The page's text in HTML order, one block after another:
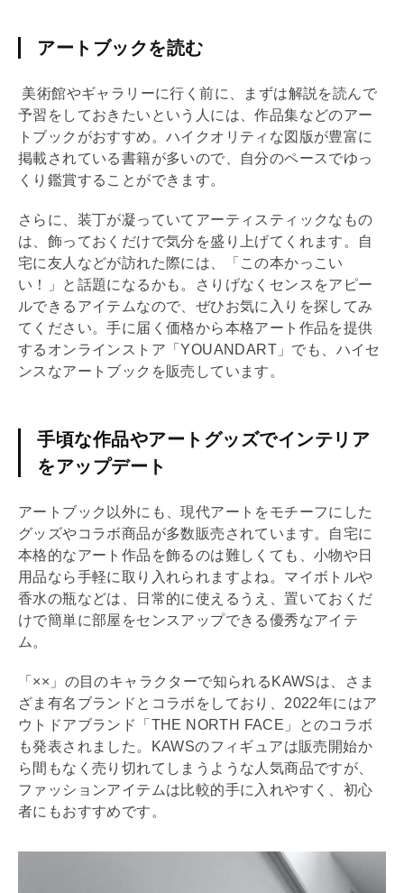
アートブックを読む
美術館やギャラリーに行く前に、まずは解説を読んで
予習をしておきたいという人には、作品集などのアー
トブックがおすすめ。ハイクオリティな図版が豊富に
掲載されている書籍が多いので、自分のペースでゆっ
くり鑑賞することができます。
さらに、装丁が凝っていてアーティスティックなもの
は、飾っておくだけで気分を盛り上げてくれます。自
宅に友人などが訪れた際には、「この本かっこい
い！」と話題になるかも。さりげなくセンスをアピー
ルできるアイテムなので、ぜひお気に入りを探してみ
てください。手に届く価格から本格アート作品を提供
するオンラインストア「YOUANDART」でも、ハイセ
ンスなアートブックを販売しています。
手頃な作品やアートグッズでインテリア
をアップデート
アートブック以外にも、現代アートをモチーフにした
グッズやコラボ商品が多数販売されています。自宅に
本格的なアート作品を飾るのは難しくても、小物や日
用品なら手軽に取り入れられますよね。マイボトルや
香水の瓶などは、日常的に使えるうえ、置いておくだ
けで簡単に部屋をセンスアップできる優秀なアイテ
ム。
「××」の目のキャラクターで知られるKAWSは、さま
ざま有名ブランドとコラボをしており、2022年にはア
ウトドアブランド「THE NORTH FACE」とのコラボ
も発表されました。KAWSのフィギュアは販売開始か
ら間もなく売り切れてしまうような人気商品ですが、
ファッションアイテムは比較的手に入れやすく、初心
者にもおすすめです。